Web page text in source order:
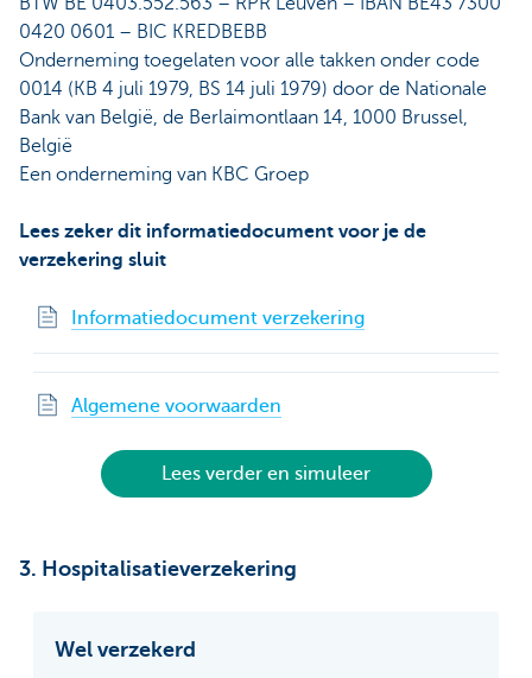
0420 0601 – BIC KREDBEBB
Onderneming toegelaten voor alle takken onder code
0014 (KB 4 juli 1979, BS 14 juli 1979) door de Nationale
Bank van België, de Berlaimontlaan 14, 1000 Brussel,
België
Een onderneming van KBC Groep
Lees zeker dit informatiedocument voor je de
verzekering sluit
Informatiedocument verzekering
Algemene voorwaarden
Lees verder en simuleer
3. Hospitalisatieverzekering
Wel verzekerd